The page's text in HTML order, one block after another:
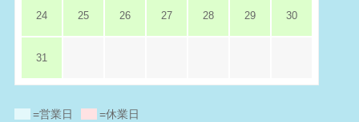
24 25 26 27 28 29 30
31
=営業日 =休業日